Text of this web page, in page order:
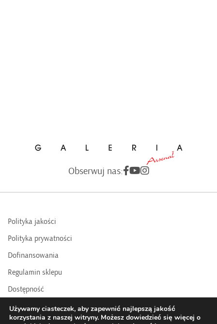
Obserwuj nas:
Polityka jakości
Polityka prywatności
Dofinansowania
Regulamin sklepu
Dostępność
BIP
Używamy ciasteczek, aby zapewnić najlepszą jakość
korzystania z naszej witryny. Możesz dowiedzieć się więcej o